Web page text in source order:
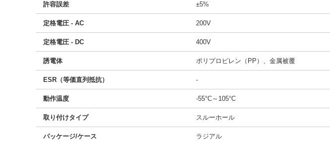
許容誤差 ±5%
定格電圧 - AC 200V
定格電圧 - DC 400V
誘電体 ポリプロピレン（PP）、金属被覆
ESR（等価直列抵抗） -
動作温度 -55°C～105°C
取り付けタイプ スルーホール
パッケージ/ケース ラジアル